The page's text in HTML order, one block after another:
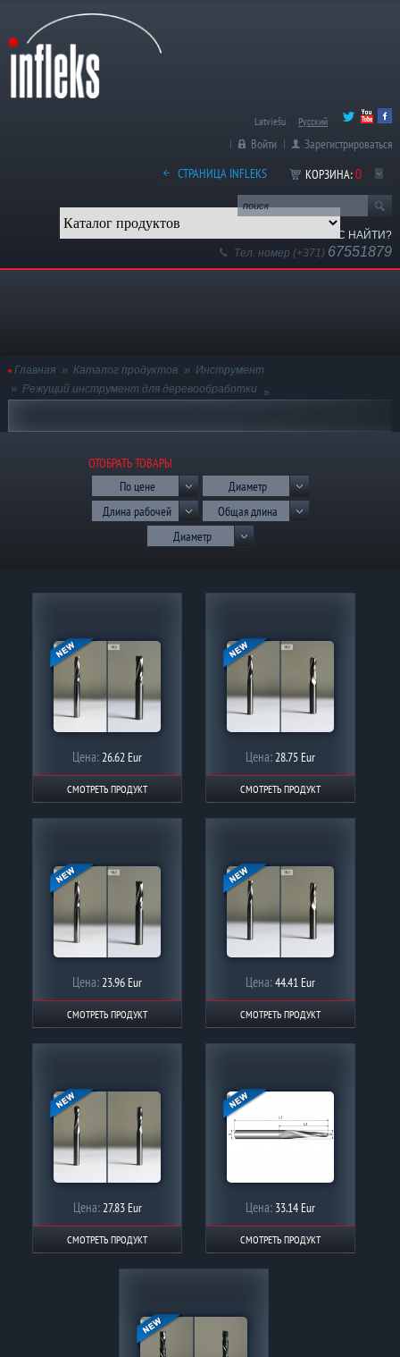
Latviešu Русский
Войти
Зарегистрироваться
СТРАНИЦА INFLEKS
КОРЗИНА:0
КАК НАС НАЙТИ?
Тел. номер (+371) 67551879
Главная Каталог продуктов
Инструмент
Режущий инструмент для деревообработки
ОТОБРАТЬ ТОВАРЫ
По цене
Диаметр
Длина рабочей
Общая длина
Диаметр
Цена:26.62 Eur
СМОТРЕТЬ ПРОДУКТ
Цена:28.75 Eur
СМОТРЕТЬ ПРОДУКТ
Цена:23.96 Eur
СМОТРЕТЬ ПРОДУКТ
Цена:44.41 Eur
СМОТРЕТЬ ПРОДУКТ
Цена:27.83 Eur
СМОТРЕТЬ ПРОДУКТ
Цена: 33.14 Eur
СМОТРЕТЬ ПРОДУКТ